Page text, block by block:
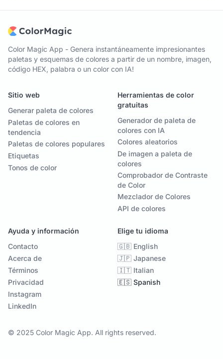
Color Magic App - Genera instantáneamente impresionantes
paletas y esquemas de colores a partir de un nombre, imagen,
código HEX, palabra o un color con IA!
Sitio web
Generar paleta de colores
Paletas de colores en
tendencia
Paletas de colores populares
Etiquetas
Tonos de color
Herramientas de color
gratuitas
Generador de paleta de
colores con IA
Colores aleatorios
De imagen a paleta de
colores
Comprobador de Contraste
de Color
Mezclador de Colores
API de colores
Ayuda y información
Contacto
Acerca de
Términos
Privacidad
Instagram
LinkedIn
Elige tu idioma
🇬🇧 English
🇯🇵 Japanese
🇮🇹 Italian
🇪🇸 Spanish
© 2025 Color Magic App. All rights reserved.